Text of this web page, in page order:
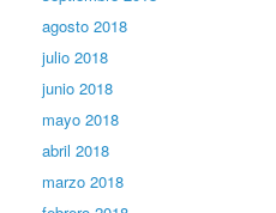
agosto 2018
julio 2018
junio 2018
mayo 2018
abril 2018
marzo 2018